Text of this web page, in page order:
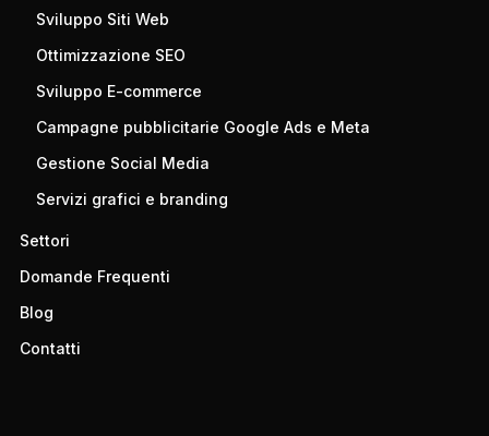
Sviluppo Siti Web
Ottimizzazione SEO
Sviluppo E-commerce
Campagne pubblicitarie Google Ads e Meta
Gestione Social Media
Servizi grafici e branding
Settori
Domande Frequenti
Blog
Contatti